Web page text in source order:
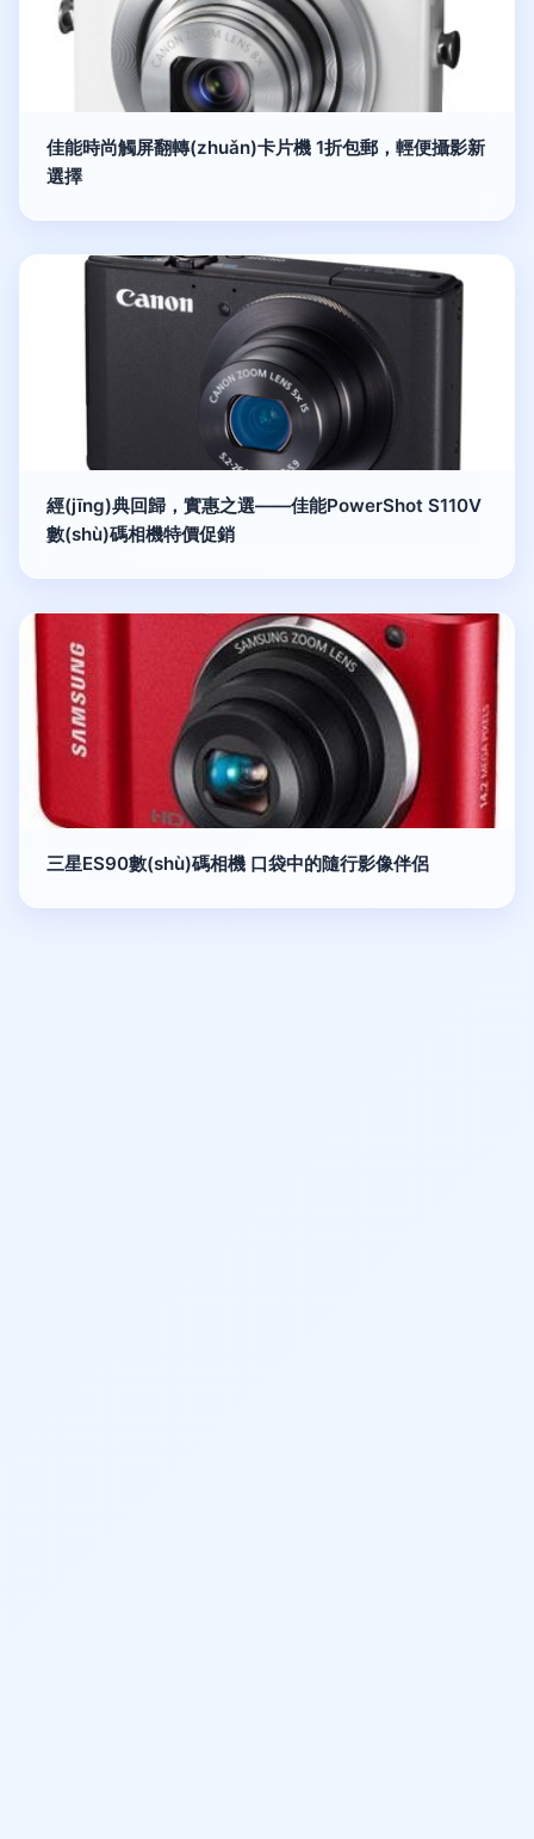
佳能時尚觸屏翻轉(zhuǎn)卡片機 1折包郵，輕便攝影新
選擇
經(jīng)典回歸，實惠之選——佳能PowerShot S110V
數(shù)碼相機特價促銷
三星ES90數(shù)碼相機 口袋中的隨行影像伴侶